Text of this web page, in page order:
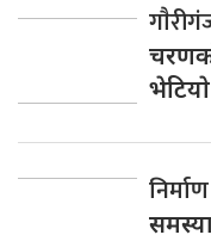
भेटियाे
निर्माण